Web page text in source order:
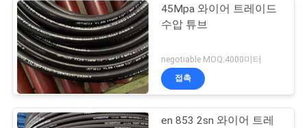
45Mpa 와이어 트레이드
수압 튜브
negotiable MOQ:4000미터
접촉
en 853 2sn 와이어 트레